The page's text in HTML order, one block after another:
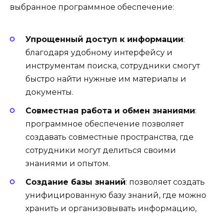
выбранное программное обеспечение:
Упрощенный доступ к информации:
благодаря удобному интерфейсу и
инструментам поиска, сотрудники смогут
быстро найти нужные им материалы и
документы.
Совместная работа и обмен знаниями:
программное обеспечение позволяет
создавать совместные пространства, где
сотрудники могут делиться своими
знаниями и опытом.
Создание базы знаний: позволяет создать
унифицированную базу знаний, где можно
хранить и организовывать информацию,